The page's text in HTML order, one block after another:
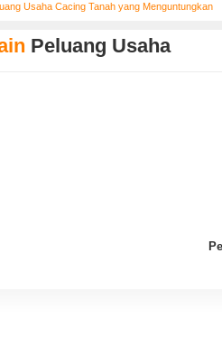
Usaha Cacing Tanah yang Menguntungkan
Peluang Usaha